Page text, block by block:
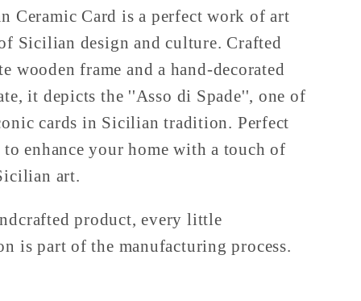
Ceramic Card is a perfect work of art
Sicilian design and culture. Crafted
wooden frame and a hand-decorated
it depicts the ''Asso di Spade'', one of
cards in Sicilian tradition. Perfect
enhance your home with a touch of
art.
product, every little
is part of the manufacturing process.